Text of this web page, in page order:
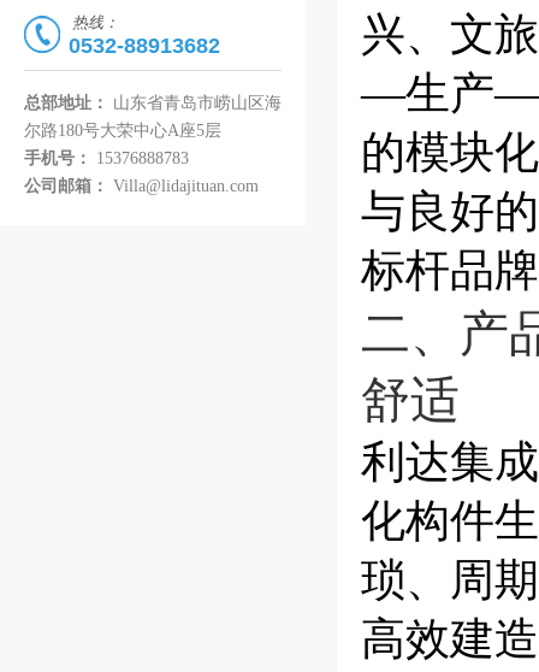
热线：
0532-88913682
总部地址：
山东省青岛市崂山区海
尔路180号大荣中心A座5层
手机号：
15376888783
公司邮箱： Villa@lidajituan.com
兴、文
—生产—
的模块
与良好
标杆品
二、产
舒适
利达集
化构件
琐、周
高效建